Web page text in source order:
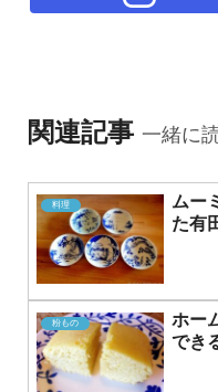
関連記事 一緒に
料理
ムー
た有
粉もの
ホー
でき